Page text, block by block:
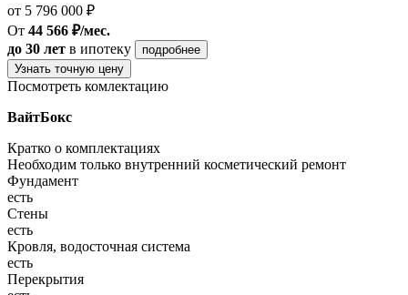
от 5 796 000 ₽
От 44 566 ₽/мес.
до 30 лет в ипотеку
подробнее
Узнать точную цену
Посмотреть комлектацию
ВайтБокс
Кратко о комплектациях
Необходим только внутренний косметический ремонт
Фундамент
есть
Стены
есть
Кровля, водосточная система
есть
Перекрытия